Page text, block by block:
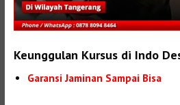
Keunggulan Kursus di Indo
Garansi Jaminan Sampai Bisa